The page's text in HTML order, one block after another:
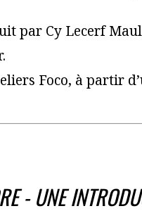
par Cy Lecerf
Foco, à partir
- UNE